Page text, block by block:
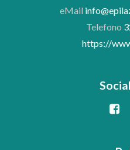
eMail
Telefono
https://